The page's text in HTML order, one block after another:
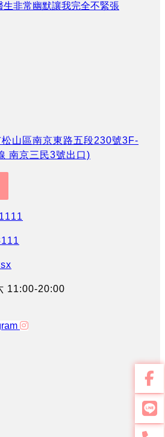
生非常幽默讓我完全不緊張
山區南京東路五段230號3F-
南京三民3號出口)
11:00-20:00